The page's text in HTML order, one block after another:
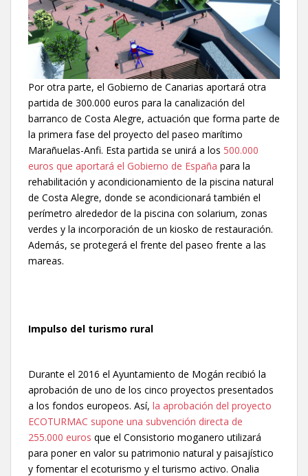
Por otra parte, el Gobierno de Canarias aportará otra
partida de 300.000 euros para la canalización del
barranco de Costa Alegre, actuación que forma parte de
la primera fase del proyecto del paseo marítimo
Marañuelas-Anfi. Esta partida se unirá a los 500.000
euros que aportará el Gobierno de España para la
rehabilitación y acondicionamiento de la piscina natural
de Costa Alegre, donde se acondicionará también el
perímetro alrededor de la piscina con solarium, zonas
verdes y la incorporación de un kiosko de restauración.
Además, se protegerá el frente del paseo frente a las
mareas.
Impulso del turismo rural
Durante el 2016 el Ayuntamiento de Mogán recibió la
aprobación de uno de los cinco proyectos presentados
a los fondos europeos. Así, la aprobación del proyecto
ECOTURMAC supone una subvención directa de
255.000 euros que el Consistorio moganero utilizará
para poner en valor su patrimonio natural y paisajístico
y fomentar el ecoturismo y el turismo activo. Onalia